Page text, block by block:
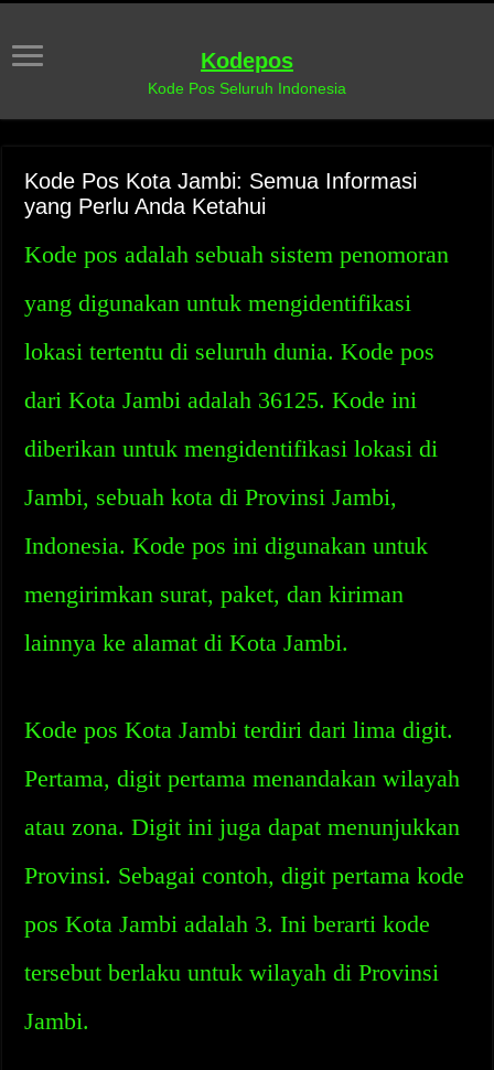
Kodepos
Kode Pos Seluruh Indonesia
Kode Pos Kota Jambi: Semua Informasi
yang Perlu Anda Ketahui
Kode pos adalah sebuah sistem penomoran
yang digunakan untuk mengidentifikasi
lokasi tertentu di seluruh dunia. Kode pos
dari Kota Jambi adalah 36125. Kode ini
diberikan untuk mengidentifikasi lokasi di
Jambi, sebuah kota di Provinsi Jambi,
Indonesia. Kode pos ini digunakan untuk
mengirimkan surat, paket, dan kiriman
lainnya ke alamat di Kota Jambi.
Kode pos Kota Jambi terdiri dari lima digit.
Pertama, digit pertama menandakan wilayah
atau zona. Digit ini juga dapat menunjukkan
Provinsi. Sebagai contoh, digit pertama kode
pos Kota Jambi adalah 3. Ini berarti kode
tersebut berlaku untuk wilayah di Provinsi
Jambi.